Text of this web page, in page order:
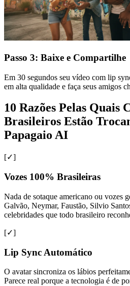
Passo 3: Baixe e Compartilhe
Em 30 segundos seu vídeo com lip
em alta qualidade e faça seus amigos
10 Razões Pelas Quais
Brasileiros Estão
Papagaio AI
[✓]
Vozes 100% Brasileiras
Nada de sotaque americano ou vozes
Galvão, Neymar, Faustão, Silvio
celebridades que todo brasileiro
[✓]
Lip Sync Automático
O avatar sincroniza os lábios
Parece real porque a tecnologia é de